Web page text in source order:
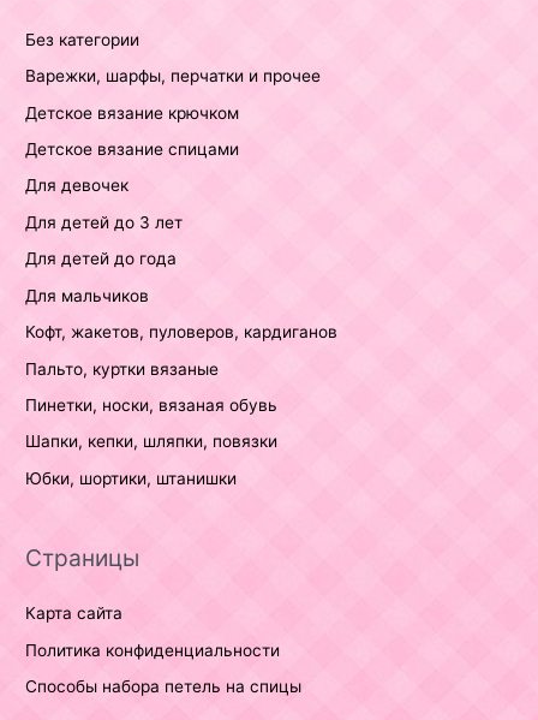
Без категории
Варежки, шарфы, перчатки и прочее
Детское вязание крючком
Детское вязание спицами
Для девочек
Для детей до 3 лет
Для детей до года
Для мальчиков
Кофт, жакетов, пуловеров, кардиганов
Пальто, куртки вязаные
Пинетки, носки, вязаная обувь
Шапки, кепки, шляпки, повязки
Юбки, шортики, штанишки
Страницы
Карта сайта
Политика конфиденциальности
Способы набора петель на спицы